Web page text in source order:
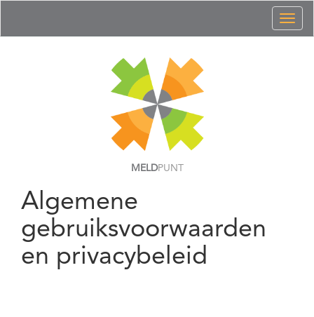
MELDPUNT
Algemene
gebruiksvoorwaarden
en privacybeleid